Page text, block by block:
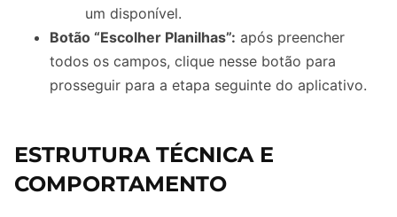
um disponível.
Botão “Escolher Planilhas”: após preencher
todos os campos, clique nesse botão para
prosseguir para a etapa seguinte do aplicativo.
ESTRUTURA TÉCNICA E
COMPORTAMENTO